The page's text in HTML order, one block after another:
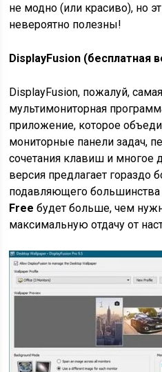
не модно (или красиво), но
невероятно полезны!
DisplayFusion (бесплатная
DisplayFusion, пожалуй,
мультимониторная
приложение, которое
мониторные панели задач,
сочетания клавиш и многое
версия предлагает гораздо
подавляющего
Free будет больше, чем
максимальную отдачу от